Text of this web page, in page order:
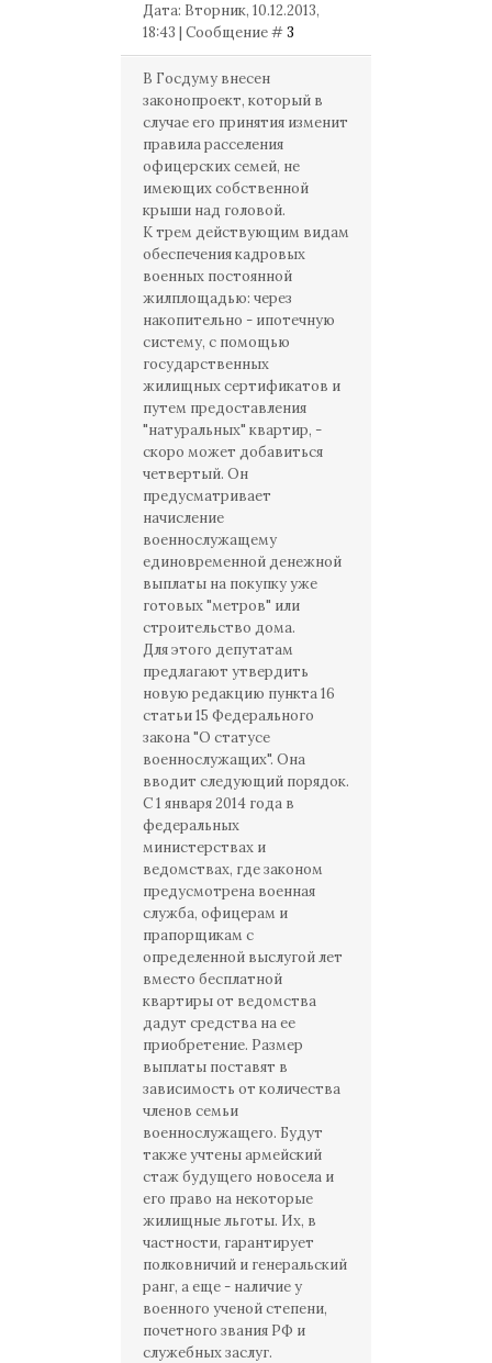
Дата: Вторник, 10.12.2013,
18:43 | Сообщение #3
В Госдуму внесен
законопроект, который в
случае его принятия изменит
правила расселения
офицерских семей, не
имеющих собственной
крыши над головой.
К трем действующим видам
обеспечения кадровых
военных постоянной
жилплощадью: через
накопительно - ипотечную
систему, с помощью
государственных
жилищных сертификатов и
путем предоставления
"натуральных" квартир, -
скоро может добавиться
четвертый. Он
предусматривает
начисление
военнослужащему
единовременной денежной
выплаты на покупку уже
готовых "метров" или
строительство дома.
Для этого депутатам
предлагают утвердить
новую редакцию пункта 16
статьи 15 Федерального
закона "О статусе
военнослужащих". Она
вводит следующий порядок.
С 1 января 2014 года в
федеральных
министерствах и
ведомствах, где законом
предусмотрена военная
служба, офицерам и
прапорщикам с
определенной выслугой лет
вместо бесплатной
квартиры от ведомства
дадут средства на ее
приобретение. Размер
выплаты поставят в
зависимость от количества
членов семьи
военнослужащего. Будут
также учтены армейский
стаж будущего новосела и
его право на некоторые
жилищные льготы. Их, в
частности, гарантирует
полковничий и генеральский
ранг, а еще - наличие у
военного ученой степени,
почетного звания РФ и
служебных заслуг.